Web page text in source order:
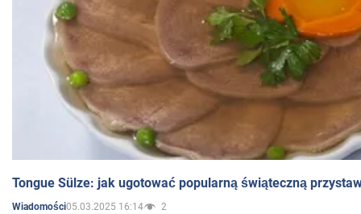
Tongue Sülze: jak ugotować popularną świąteczną
Wiadomości05.03.2025 16:14 2